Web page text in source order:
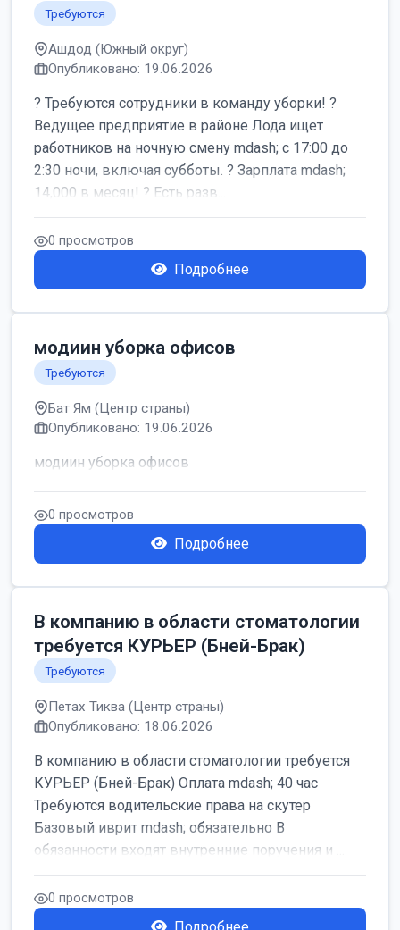
Требуются
Ашдод (Южный округ)
Опубликовано: 19.06.2026
? Требуются сотрудники в команду уборки! ?
Ведущее предприятие в районе Лода ищет
работников на ночную смену mdash; с 17:00 до
2:30 ночи, включая субботы. ? Зарплата mdash;
14,000 в месяц! ? Есть разв...
0 просмотров
Подробнее
модиин уборка офисов
Требуются
Бат Ям (Центр страны)
Опубликовано: 19.06.2026
модиин уборка офисов
0 просмотров
Подробнее
В компанию в области стоматологии
требуется КУРЬЕР (Бней-Брак)
Требуются
Петах Тиква (Центр страны)
Опубликовано: 18.06.2026
В компанию в области стоматологии требуется
КУРЬЕР (Бней-Брак) Оплата mdash; 40 час
Требуются водительские права на скутер
Базовый иврит mdash; обязательно В
обязанности входят внутренние поручения и ...
0 просмотров